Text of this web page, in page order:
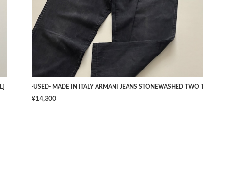
-USED- MADE IN ITALY ARMANI JEANS STONEWASHED TWO TUCK
¥14,300